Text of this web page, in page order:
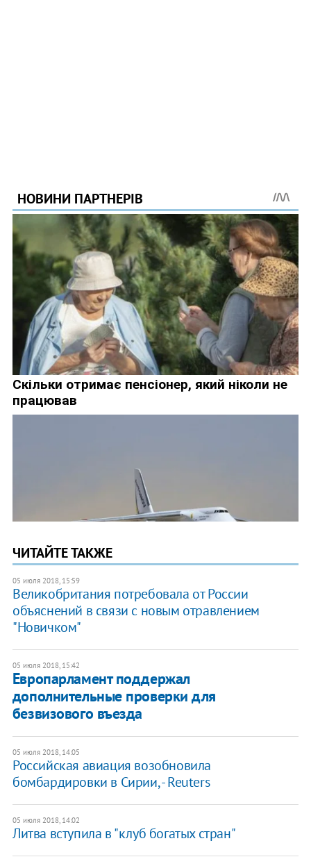
ЧИТАЙТЕ ТАКЖЕ
05 июля 2018, 15:59
Великобритания потребовала от России
объяснений в связи с новым отравлением
"Новичком"
05 июля 2018, 15:42
Европарламент поддержал
дополнительные проверки для
безвизового въезда
05 июля 2018, 14:05
Российская авиация возобновила
бомбардировки в Сирии, - Reuters
05 июля 2018, 14:02
​Литва вступила в "клуб богатых стран"